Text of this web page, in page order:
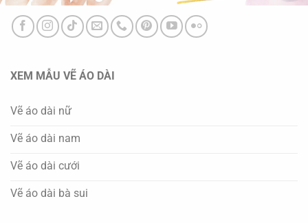
XEM MẪU VẼ ÁO DÀI
Vẽ áo dài nữ
Vẽ áo dài nam
Vẽ áo dài cưới
Vẽ áo dài bà sui